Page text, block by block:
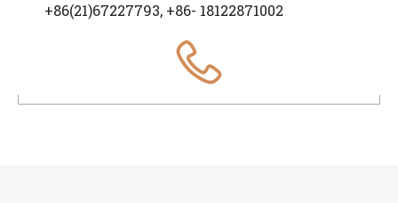
+86(21)67227793, +86- 18122871002